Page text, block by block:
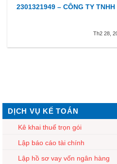
2301321949 – CÔNG TY
Th2 28,
DỊCH VỤ KẾ TOÁN
Kê khai thuế trọn gói
Lập báo cáo tài chính
Lập hồ sơ vay vốn ngân hàng